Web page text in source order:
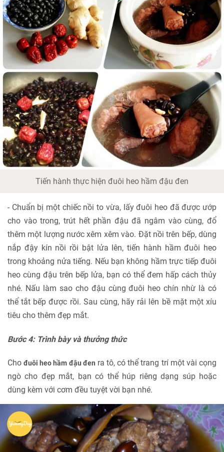
Tiến hành thực hiện đuôi heo hầm đậu đen
- Chuẩn bị một chiếc nồi to vừa, lấy đuôi heo đã được ướp
cho vào trong, trút hết phần đậu đã ngâm vào cùng, đổ
thêm một lượng nước xêm xêm vào. Đặt nồi trên bếp, dùng
nắp đậy kín nồi rồi bật lửa lên, tiến hành hầm đuôi heo
trong khoảng nửa tiếng. Nếu bạn không hầm trực tiếp đuôi
heo cùng đậu trên bếp lửa, bạn có thể đem hấp cách thủy
nhé. Nấu làm sao cho đậu cùng đuôi heo chín nhừ là có
thể tắt bếp được rồi. Sau cùng, hãy rải lên bề mặt một xíu
tiêu cho thêm đẹp mắt.
Bước 4: Trình bày và thưởng thức
Chođuôi heo hầm đậu đen ra tô, có thể trang trí một vài cọng
ngò cho đẹp mắt, bạn có thể húp riêng dạng súp hoặc
dùng kèm với cơm đều tuyệt vời bạn nhé.